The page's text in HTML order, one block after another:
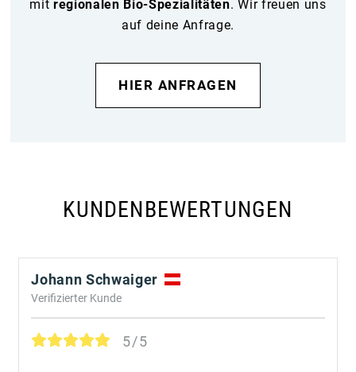
mitregionalen Bio-Spezialitäten. Wir freuen uns
auf deine Anfrage.
HIER ANFRAGEN
KUNDENBEWERTUNGEN
Johann Schwaiger
Verifizierter Kunde
5/5